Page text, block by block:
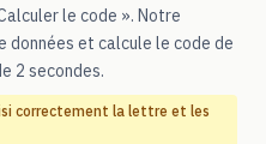
le code ». Notre
données et calcule le code de
2 secondes.
correctement la lettre et les